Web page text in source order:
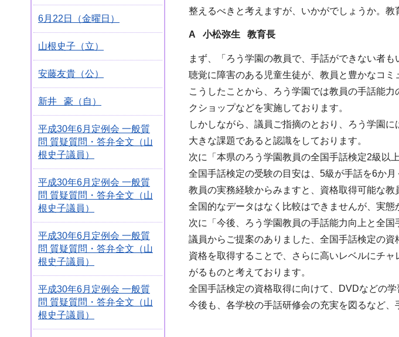
6月22日（金曜日）
山根史子（立）
安藤友貴（公）
新井 豪（自）
平成30年6月定例会 一般質
問 質疑質問・答弁全文（山
根史子議員）
平成30年6月定例会 一般質
問 質疑質問・答弁全文（山
根史子議員）
平成30年6月定例会 一般質
問 質疑質問・答弁全文（山
根史子議員）
平成30年6月定例会 一般質
問 質疑質問・答弁全文（山
根史子議員）
整えるべきと考えますが、いかがでしょうか。教
A 小松弥生 教育長
まず、「ろう学園の教員で、手話ができない者
聴覚に障害のある児童生徒が、教員と豊かなコ
こうしたことから、ろう学園では教員の手話能
クショップなどを実施しております。
しかしながら、議員ご指摘のとおり、ろう学園
大きな課題であると認識をしております。
次に「本県のろう学園教員の全国手話検定2級以
全国手話検定の受験の目安は、5級が手話を6か
教員の実務経験からみますと、資格取得可能な教
全国的なデータはなく比較はできませんが、実態
次に「今後、ろう学園教員の手話能力向上と全
議員からご提案のありました、全国手話検定の
資格を取得することで、さらに高いレベルにチ
がるものと考えております。
全国手話検定の資格取得に向けて、DVDなどの
今後も、各学校の手話研修会の充実を図るなど